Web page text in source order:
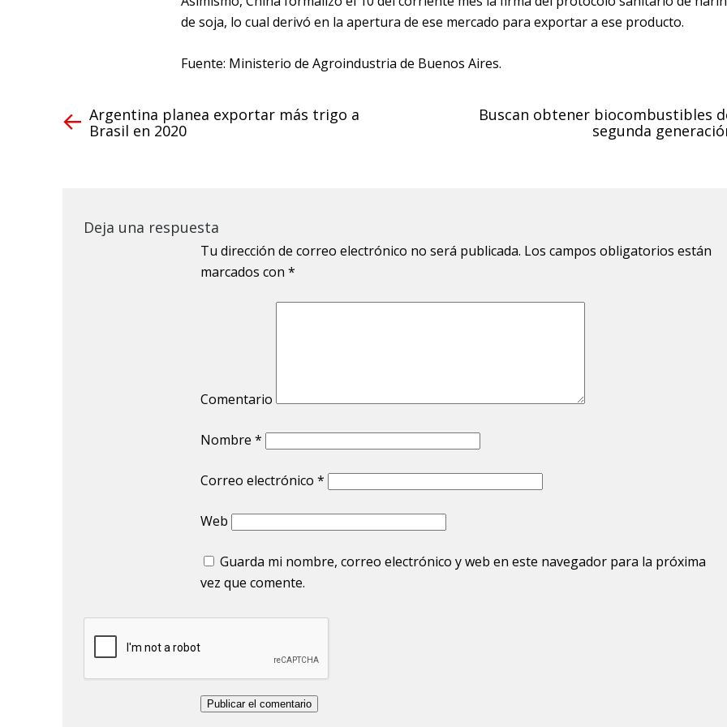
de soja, lo cual derivó en la apertura de ese mercado para exportar a ese producto.
Fuente: Ministerio de Agroindustria de Buenos Aires.
Argentina planea exportar más trigo a
Brasil en 2020
Buscan obtener biocombustibles
segunda
Deja una respuesta
Tu dirección de correo electrónico no será publicada. Los campos obligatorios están
marcados con *
Comentario
Nombre *
Correo electrónico *
Web
Guarda mi nombre, correo electrónico y web en este navegador para la próxima
vez que comente.